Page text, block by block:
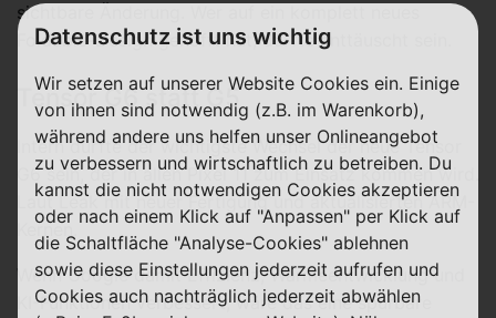
sichtbare Änderung. Wer auf ein komplett neues
Foldable-Design gehofft hat, dürfte enttäuscht sein.
Tensor G6 statt G5
Intern dürfte der wichtigste Wechsel der neue Tensor
G6 sein, der in allen Pixel 11 zum Einsatz kommen wird.
Laut Leak mit neuer Fertigung und aktualisierten ARM-
Kernen.
Wenn Google damit Effizienz, Wärmeentwicklung und
KI-Funktionen verbessert, wäre das eine spürbare
Datenschutz ist uns wichtig
Wir setzen auf unserer Website Cookies ein. Einige
von ihnen sind notwendig (z.B. im Warenkorb),
während andere uns helfen unser Onlineangebot
zu verbessern und wirtschaftlich zu betreiben. Du
kannst die nicht notwendigen Cookies akzeptieren
oder nach einem Klick auf "Anpassen" per Klick auf
die Schaltfläche "Analyse-Cookies" ablehnen
sowie diese Einstellungen jederzeit aufrufen und
Cookies auch nachträglich jederzeit abwählen